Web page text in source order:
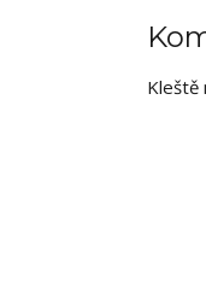
Kleště